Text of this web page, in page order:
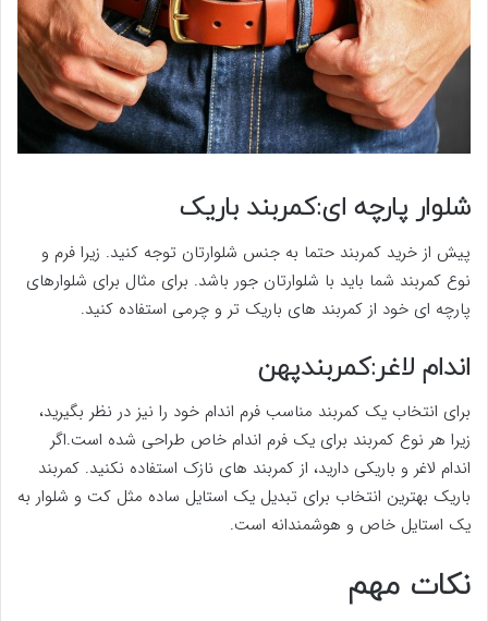
شلوار پارچه ای:کمربند باریک
پیش از خرید کمربند حتما به جنس شلوارتان توجه کنید. زیرا فرم و
نوع کمربند شما باید با شلوارتان جور باشد. برای مثال برای شلوارهای
پارچه ای خود از کمربند های باریک تر و چرمی استفاده کنید.
اندام لاغر:کمربندپهن
برای انتخاب یک کمربند مناسب فرم اندام خود را نیز در نظر بگیرید،
زیرا هر نوع کمربند برای یک فرم اندام خاص طراحی شده است.اگر
اندام لاغر و باریکی دارید، از کمربند های نازک استفاده نکنید. کمربند
باریک بهترین انتخاب برای تبدیل یک استایل ساده مثل کت و شلوار به
یک استایل خاص و هوشمندانه است.
نکات مهم